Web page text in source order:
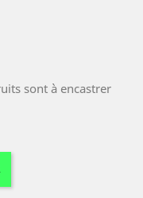
sont à encastrer